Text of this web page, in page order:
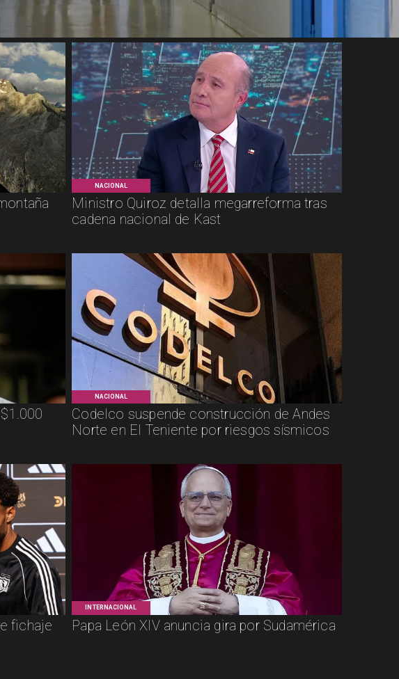
NACIONAL
Ministro Quiroz detalla megarreforma tras
cadena nacional de Kast
NACIONAL
Codelco suspende construcción de Andes
Norte en El Teniente por riesgos sísmicos
fichaje
INTERNACIONAL
Papa León XIV anuncia gira por Sudamérica